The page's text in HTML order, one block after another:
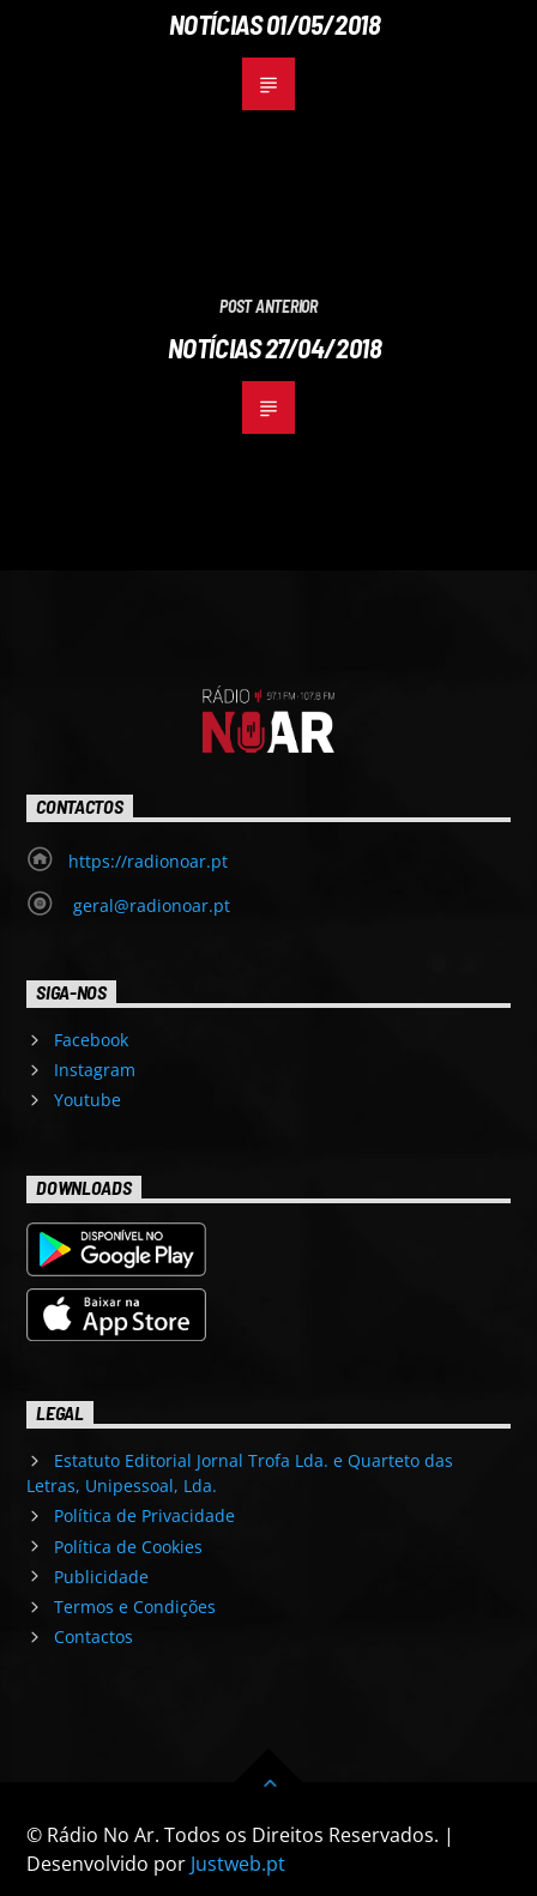
NOTÍCIAS 01/05/2018
POST ANTERIOR
NOTÍCIAS 27/04/2018
CONTACTOS
https://radionoar.pt
geral@radionoar.pt
SIGA-NOS
Facebook
Instagram
Youtube
DOWNLOADS
LEGAL
Estatuto Editorial Jornal Trofa Lda. e Quarteto das
Letras, Unipessoal, Lda.
Política de Privacidade
Política de Cookies
Publicidade
Termos e Condições
Contactos
© Rádio No Ar. Todos os Direitos Reservados. |
Desenvolvido por Justweb.pt